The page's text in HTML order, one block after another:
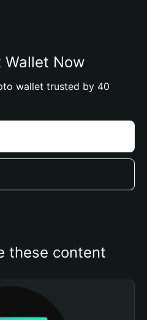
Wallet Now
wallet trusted by 40
these content